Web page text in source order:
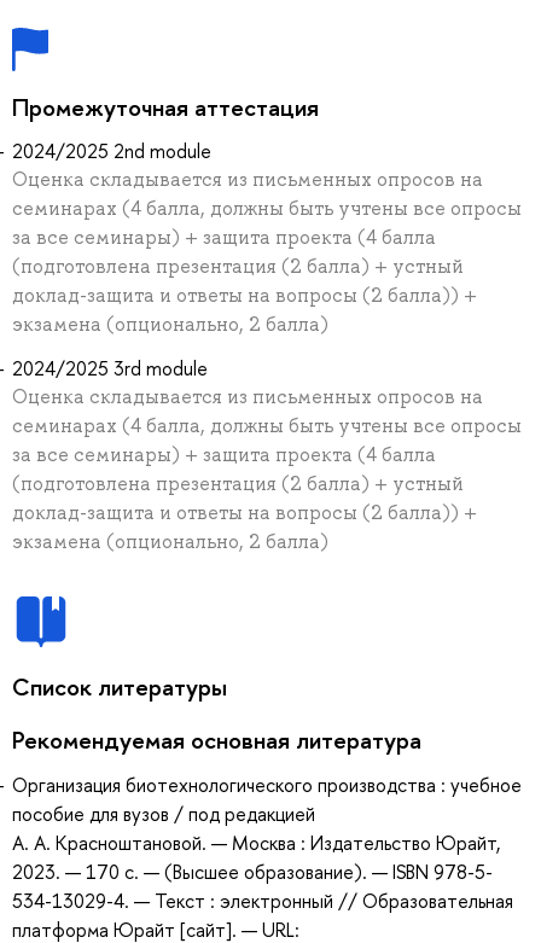
Промежуточная аттестация
2024/2025 2nd module
Оценка складывается из письменных опросов на
семинарах (4 балла, должны быть учтены все опросы
за все семинары) + защита проекта (4 балла
(подготовлена презентация (2 балла) + устный
доклад-защита и ответы на вопросы (2 балла)) +
экзамена (опционально, 2 балла)
2024/2025 3rd module
Оценка складывается из письменных опросов на
семинарах (4 балла, должны быть учтены все опросы
за все семинары) + защита проекта (4 балла
(подготовлена презентация (2 балла) + устный
доклад-защита и ответы на вопросы (2 балла)) +
экзамена (опционально, 2 балла)
Список литературы
Рекомендуемая основная литература
Организация биотехнологического производства : учебное
пособие для вузов / под редакцией
А. А. Красноштановой. — Москва : Издательство Юрайт,
2023. — 170 с. — (Высшее образование). — ISBN 978-5-
534-13029-4. — Текст : электронный // Образовательная
платформа Юрайт [сайт]. — URL: